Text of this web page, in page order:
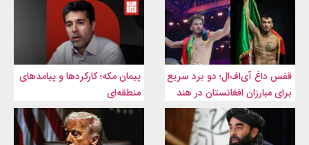
قفس داغ آی‌اف‌ال؛ دو برد سریع
برای مبارزان افغانستان در هند
پیمان مکه؛ کارکردها و پیامدهای
منطقه‌ای